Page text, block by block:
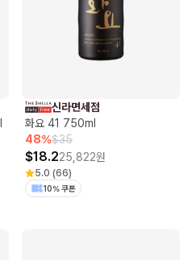
신라면세점
화요 41 750ml
48%$35
$18.225,822원
5.0 (66)
10% 쿠폰